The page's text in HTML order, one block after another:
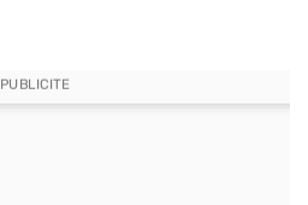
PUBLICITE